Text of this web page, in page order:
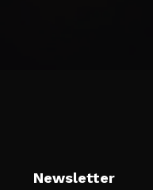
Newsletter